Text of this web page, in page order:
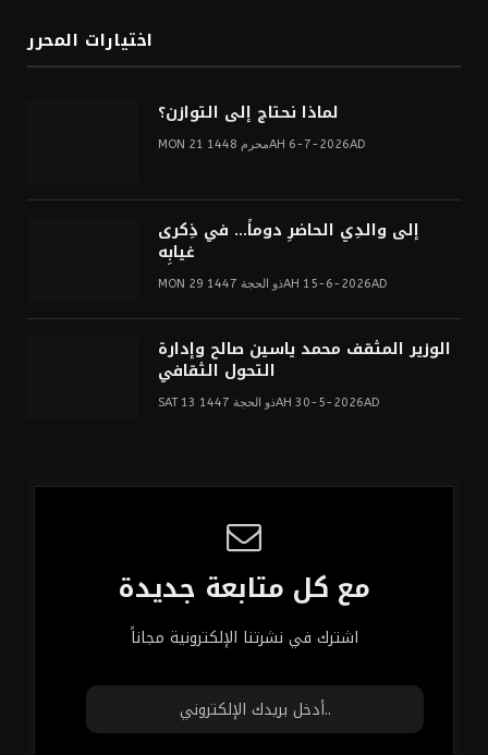
اختيارات المحرر
لماذا نحتاج إلى التوازن؟
MON 21 محرم 1448AH 6-7-2026AD
إلى والدِي الحاضرِ دوماً… في ذِكرى
غيابِه
MON 29 ذو الحجة 1447AH 15-6-2026AD
الوزير المثقف محمد ياسين صالح وإدارة
التحول الثقافي
SAT 13 ذو الحجة 1447AH 30-5-2026AD
مع كل متابعة جديدة
اشترك في نشرتنا الإلكترونية مجاناً